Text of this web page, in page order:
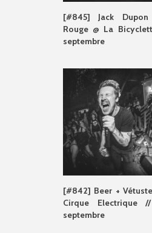
[#845] Jack
Rouge @ La
septembre
[#842] Beer +
Cirque Electrique
septembre